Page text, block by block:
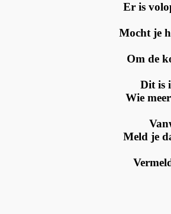
Er is
Mocht je
Om de
Dit is
Wie
Meld je